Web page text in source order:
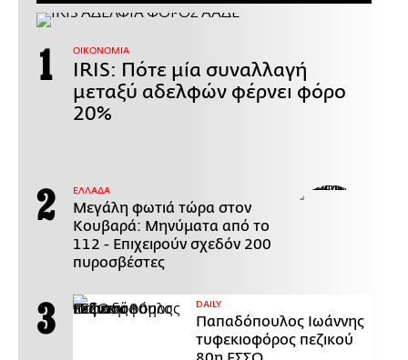
ΟΙΚΟΝΟΜΙΑ
IRIS: Πότε μία συναλλαγή
μεταξύ αδελφών φέρνει φόρο
20%
ΕΛΛΑΔΑ
Μεγάλη φωτιά τώρα στον
Κουβαρά: Μηνύματα από το
112 - Επιχειρούν σχεδόν 200
πυροσβέστες
DAILY
Παπαδόπουλος Ιωάννης
τυφεκιοφόρος πεζικού